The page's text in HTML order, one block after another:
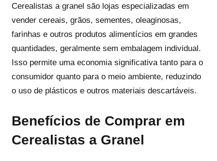
Cerealistas a granel são lojas especializadas em
vender cereais, grãos, sementes, oleaginosas,
farinhas e outros produtos alimentícios em grandes
quantidades, geralmente sem embalagem individual.
Isso permite uma economia significativa tanto para o
consumidor quanto para o meio ambiente, reduzindo
o uso de plásticos e outros materiais descartáveis.
Benefícios de Comprar em
Cerealistas a Granel